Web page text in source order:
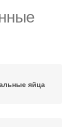
яйца